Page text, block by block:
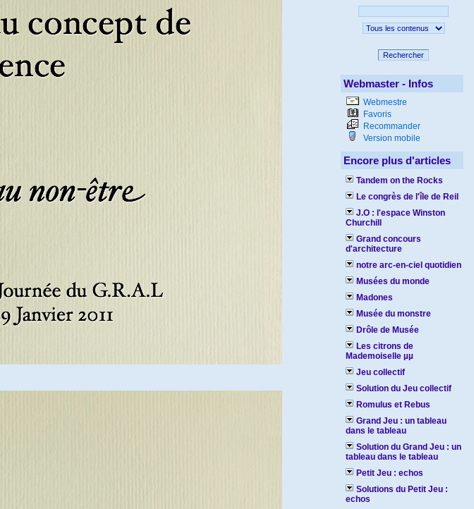
Rechercher
Webmaster - Infos
Webmestre
Favoris
Recommander
Version mobile
Encore plus d'articles
Tandem on the Rocks
Le congrès de l'île de Reil
J.O : l'espace Winston
Churchill
Grand concours
d'architecture
notre arc-en-ciel quotidien
Musées du monde
Madones
Musée du monstre
Drôle de Musée
Les citrons de
Mademoiselle µµ
Jeu collectif
Solution du Jeu collectif
Romulus et Rebus
Grand Jeu : un tableau
dans le tableau
Solution du Grand Jeu : un
tableau dans le tableau
Petit Jeu : echos
Solutions du Petit Jeu :
echos